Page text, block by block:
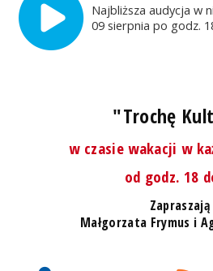
Najbliższa audycja w
09 sierpnia po godz.
"Trochę
w czasie wakacji w
od godz. 18
Zapraszają
Małgorzata Frymus i